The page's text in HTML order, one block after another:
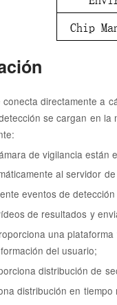
directamente a
se cargan en
de vigilancia
al servidor
eventos de
de resultados y
una
del usuario;
distribución de
distribución en